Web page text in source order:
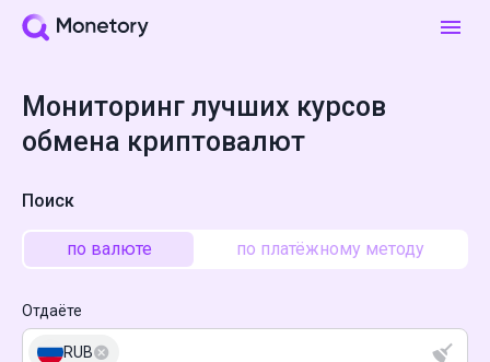
Мониторинг лучших курсов
обмена криптовалют
Поиск
по валюте по платёжному методу
Отдаёте
RUB